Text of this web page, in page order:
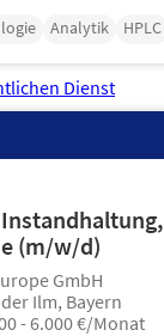
Analytik HPLC
(m/w/d)
GmbH
Ilm, Bayern
- 6.000 €/Monat